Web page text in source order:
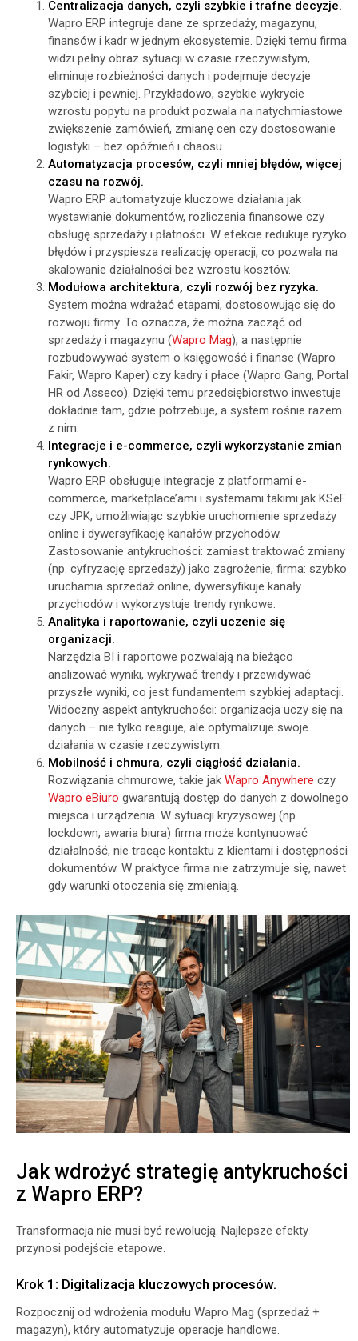
Centralizacja danych, czyli szybkie i trafne decyzje.
Wapro ERP integruje dane ze sprzedaży, magazynu,
finansów i kadr w jednym ekosystemie. Dzięki temu firma
widzi pełny obraz sytuacji w czasie rzeczywistym,
eliminuje rozbieżności danych i podejmuje decyzje
szybciej i pewniej. Przykładowo, szybkie wykrycie
wzrostu popytu na produkt pozwala na natychmiastowe
zwiększenie zamówień, zmianę cen czy dostosowanie
logistyki – bez opóźnień i chaosu.
Automatyzacja procesów, czyli mniej błędów, więcej
czasu na rozwój.
Wapro ERP automatyzuje kluczowe działania jak
wystawianie dokumentów, rozliczenia finansowe czy
obsługę sprzedaży i płatności. W efekcie redukuje ryzyko
błędów i przyspiesza realizację operacji, co pozwala na
skalowanie działalności bez wzrostu kosztów.
Modułowa architektura, czyli rozwój bez ryzyka.
System można wdrażać etapami, dostosowując się do
rozwoju firmy. To oznacza, że można zacząć od
sprzedaży i magazynu (Wapro Mag), a następnie
rozbudowywać system o księgowość i finanse (Wapro
Fakir, Wapro Kaper) czy kadry i płace (Wapro Gang, Portal
HR od Asseco). Dzięki temu przedsiębiorstwo inwestuje
dokładnie tam, gdzie potrzebuje, a system rośnie razem
z nim.
Integracje i e-commerce, czyli wykorzystanie zmian
rynkowych.
Wapro ERP obsługuje integracje z platformami e-
commerce, marketplace’ami i systemami takimi jak KSeF
czy JPK, umożliwiając szybkie uruchomienie sprzedaży
online i dywersyfikację kanałów przychodów.
Zastosowanie antykruchości: zamiast traktować zmiany
(np. cyfryzację sprzedaży) jako zagrożenie, firma: szybko
uruchamia sprzedaż online, dywersyfikuje kanały
przychodów i wykorzystuje trendy rynkowe.
Analityka i raportowanie, czyli uczenie się
organizacji.
Narzędzia BI i raportowe pozwalają na bieżąco
analizować wyniki, wykrywać trendy i przewidywać
przyszłe wyniki, co jest fundamentem szybkiej adaptacji.
Widoczny aspekt antykruchości: organizacja uczy się na
danych – nie tylko reaguje, ale optymalizuje swoje
działania w czasie rzeczywistym.
Mobilność i chmura, czyli ciągłość działania.
Rozwiązania chmurowe, takie jak Wapro Anywhere czy
Wapro eBiuro gwarantują dostęp do danych z dowolnego
miejsca i urządzenia. W sytuacji kryzysowej (np.
lockdown, awaria biura) firma może kontynuować
działalność, nie tracąc kontaktu z klientami i dostępności
dokumentów. W praktyce firma nie zatrzymuje się, nawet
gdy warunki otoczenia się zmieniają.
Jak wdrożyć strategię antykruchości
z Wapro ERP?
Transformacja nie musi być rewolucją. Najlepsze efekty
przynosi podejście etapowe.
Krok 1: Digitalizacja kluczowych procesów.
Rozpocznij od wdrożenia modułu Wapro Mag (sprzedaż +
magazyn), który automatyzuje operacje handlowe.